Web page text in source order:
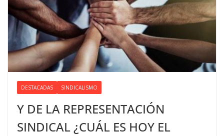
DESTACADAS SINDICALISMO
Y DE LA REPRESENTACIÓN
SINDICAL ¿CUÁL ES HOY EL